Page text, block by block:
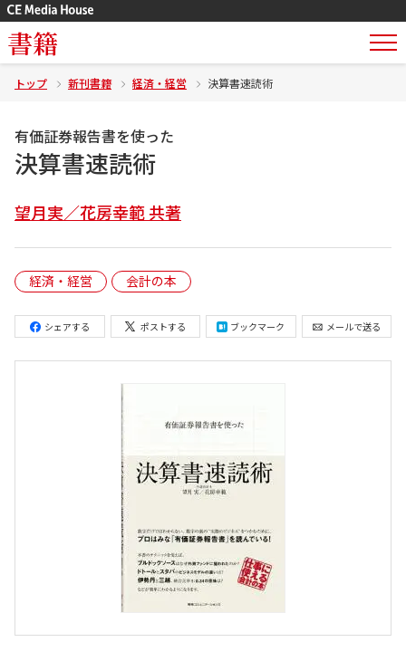
書籍
トップ 新刊書籍 経済・経営 決算書速読術
有価証券報告書を使った
決算書速読術
望月実／花房幸範 共著
経済・経営 会計の本
シェアする ポストする ブックマーク メールで送る